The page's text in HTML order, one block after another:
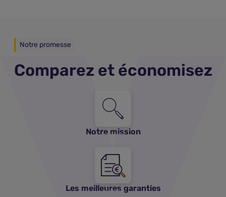
Notre promesse
Comparez et économisez
Notre mission
Les meilleures garanties